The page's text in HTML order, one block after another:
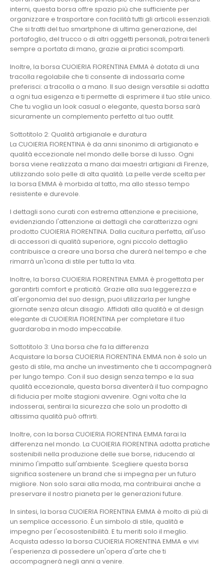
interni, questa borsa offre spazio più che sufficiente per
organizzare e trasportare con facilità tutti gli articoli essenziali.
Che si tratti del tuo smartphone di ultima generazione, del
portafoglio, del trucco o di altri oggetti personali, potrai tenerli
sempre a portata di mano, grazie ai pratici scomparti.
Inoltre, la borsa CUOIERIA FIORENTINA EMMA è dotata di una
tracolla regolabile che ti consente di indossarla come
preferisci: a tracolla o a mano. Il suo design versatile si adatta
a ogni tua esigenza e ti permette di esprimere il tuo stile unico.
Che tu voglia un look casual o elegante, questa borsa sarà
sicuramente un complemento perfetto al tuo outfit.
Sottotitolo 2: Qualità artigianale e duratura
La CUOIERIA FIORENTINA è da anni sinonimo di artigianato e
qualità eccezionale nel mondo delle borse di lusso. Ogni
borsa viene realizzata a mano dai maestri artigiani di Firenze,
utilizzando solo pelle di alta qualità. La pelle verde scelta per
la borsa EMMA è morbida al tatto, ma allo stesso tempo
resistente e durevole.
I dettagli sono curati con estrema attenzione e precisione,
evidenziando l'attenzione ai dettagli che caratterizza ogni
prodotto CUOIERIA FIORENTINA. Dalla cucitura perfetta, all'uso
di accessori di qualità superiore, ogni piccolo dettaglio
contribuisce a creare una borsa che durerà nel tempo e che
rimarrà un'icona di stile per tutta la vita.
Inoltre, la borsa CUOIERIA FIORENTINA EMMA è progettata per
garantirti comfort e praticità. Grazie alla sua leggerezza e
all'ergonomia del suo design, puoi utilizzarla per lunghe
giornate senza alcun disagio. Affidati alla qualità e al design
elegante di CUOIERIA FIORENTINA per completare il tuo
guardaroba in modo impeccabile.
Sottotitolo 3: Una borsa che fa la differenza
Acquistare la borsa CUOIERIA FIORENTINA EMMA non è solo un
gesto di stile, ma anche un investimento che ti accompagnerà
per lungo tempo. Con il suo design senza tempo e la sua
qualità eccezionale, questa borsa diventerà il tuo compagno
di fiducia per molte stagioni avvenire. Ogni volta che la
indosserai, sentirai la sicurezza che solo un prodotto di
altissima qualità può offrirti.
Inoltre, con la borsa CUOIERIA FIORENTINA EMMA farai la
differenza nel mondo. La CUOIERIA FIORENTINA adotta pratiche
sostenibili nella produzione delle sue borse, riducendo al
minimo l'impatto sull'ambiente. Scegliere questa borsa
significa sostenere un brand che si impegna per un futuro
migliore. Non solo sarai alla moda, ma contribuirai anche a
preservare il nostro pianeta per le generazioni future.
In sintesi, la borsa CUOIERIA FIORENTINA EMMA è molto di più di
un semplice accessorio. È un simbolo di stile, qualità e
impegno per l'ecosostenibilità. E tu meriti solo il meglio.
Acquista adesso la borsa CUOIERIA FIORENTINA EMMA e vivi
l'esperienza di possedere un'opera d'arte che ti
accompagnerà negli anni a venire.